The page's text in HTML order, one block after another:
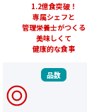
1.2億食突破！
専属シェフと
管理栄養士がつくる
美味しくて
健康的な食事
品数